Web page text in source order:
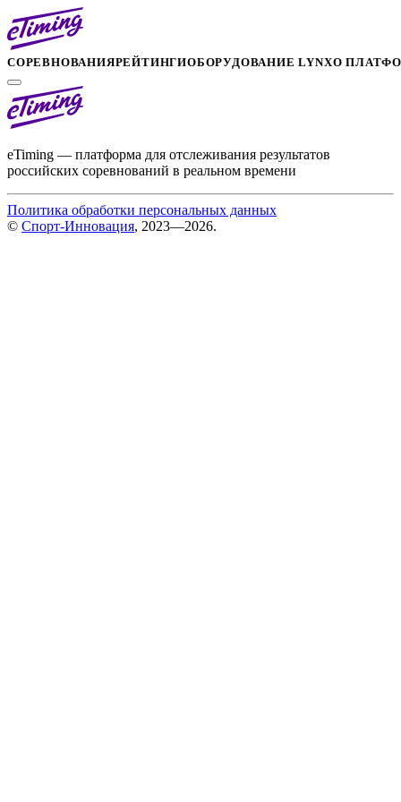
СОРЕВНОВАНИЯРЕЙТИНГИОБОРУДОВАНИЕ LYNXО
eTiming — платформа для отслеживания результатов
российских соревнований в реальном времени
Политика обработки персональных данных
© Спорт-Инновация, 2023—2026.